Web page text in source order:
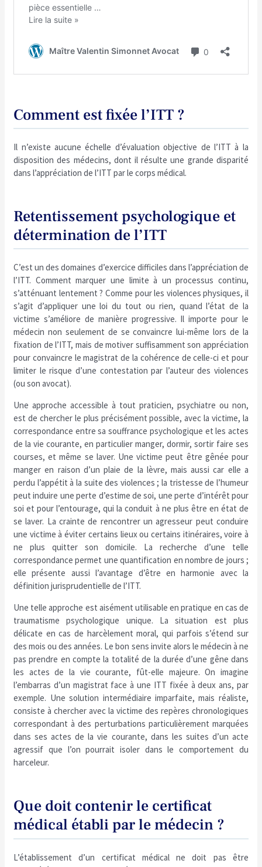
Comment est fixée l’ITT ?
Il n’existe aucune échelle d’évaluation objective de l’ITT à la
disposition des médecins, dont il résulte une grande disparité
dans l’appréciation de l’ITT par le corps médical.
Retentissement psychologique et
détermination de l’ITT
C’est un des domaines d’exercice difficiles dans l’appréciation de
l’ITT. Comment marquer une limite à un processus continu,
s’atténuant lentement ? Comme pour les violences physiques, il
s’agit d’appliquer une loi du tout ou rien, quand l’état de la
victime s’améliore de manière progressive. Il importe pour le
médecin non seulement de se convaincre lui-même lors de la
fixation de l’ITT, mais de motiver suffisamment son appréciation
pour convaincre le magistrat de la cohérence de celle-ci et pour
limiter le risque d’une contestation par l’auteur des violences
(ou son avocat).
Une approche accessible à tout praticien, psychiatre ou non,
est de chercher le plus précisément possible, avec la victime, la
correspondance entre sa souffrance psychologique et les actes
de la vie courante, en particulier manger, dormir, sortir faire ses
courses, et même se laver. Une victime peut être gênée pour
manger en raison d’un plaie de la lèvre, mais aussi car elle a
perdu l’appétit à la suite des violences ; la tristesse de l’humeur
peut induire une perte d’estime de soi, une perte d’intérêt pour
soi et pour l’entourage, qui la conduit à ne plus être en état de
se laver. La crainte de rencontrer un agresseur peut conduire
une victime à éviter certains lieux ou certains itinéraires, voire à
ne plus quitter son domicile. La recherche d’une telle
correspondance permet une quantification en nombre de jours ;
elle présente aussi l’avantage d’être en harmonie avec la
définition jurisprudentielle de l’ITT.
Une telle approche est aisément utilisable en pratique en cas de
traumatisme psychologique unique. La situation est plus
délicate en cas de harcèlement moral, qui parfois s’étend sur
des mois ou des années. Le bon sens invite alors le médecin à ne
pas prendre en compte la totalité de la durée d’une gêne dans
les actes de la vie courante, fût-elle majeure. On imagine
l’embarras d’un magistrat face à une ITT fixée à deux ans, par
exemple. Une solution intermédiaire imparfaite, mais réaliste,
consiste à chercher avec la victime des repères chronologiques
correspondant à des perturbations particulièrement marquées
dans ses actes de la vie courante, dans les suites d’un acte
agressif que l’on pourrait isoler dans le comportement du
harceleur.
Que doit contenir le certificat
médical établi par le médecin ?
L’établissement d’un certificat médical ne doit pas être